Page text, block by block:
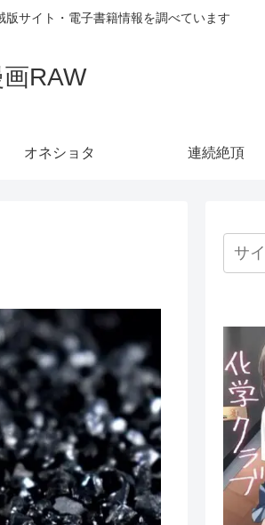
サイト・電子書籍情報を調べています
RAW
オネショタ 連続絶頂